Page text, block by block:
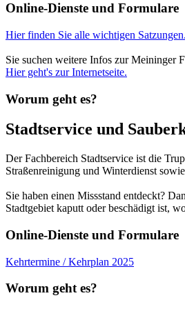
Online-Dienste und Formulare
Hier finden Sie alle wichtigen Satzungen.
Sie suchen weitere Infos zur Meininger
Hier geht's zur Internetseite.
Worum geht es?
Stadtservice und
Der Fachbereich Stadtservice ist die
Straßenreinigung und Winterdienst
Sie haben einen Missstand entdeckt?
Stadtgebiet kaputt oder beschädigt ist,
Online-Dienste und Formulare
Kehrtermine / Kehrplan 2025
Worum geht es?